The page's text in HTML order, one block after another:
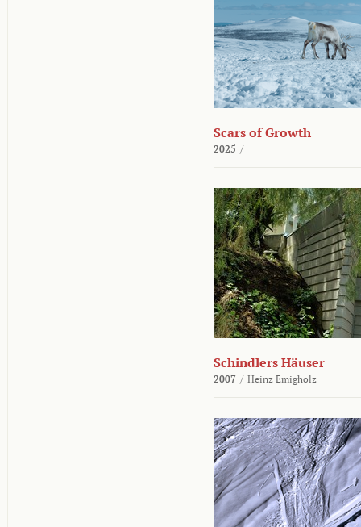
Scars of Growth
2025 /
Schindlers Häuser
2007 / Heinz Emigholz